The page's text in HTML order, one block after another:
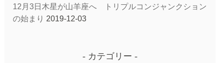
12月3日木星が山羊座へ トリプルコンジャンクション
の始まり 2019-12-03
カテゴリー